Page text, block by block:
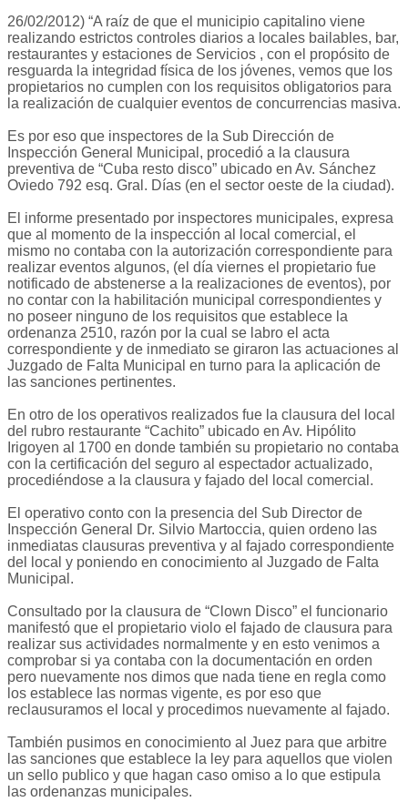
26/02/2012) “A raíz de que el municipio capitalino viene
realizando estrictos controles diarios a locales bailables, bar,
restaurantes y estaciones de Servicios , con el propósito de
resguarda la integridad física de los jóvenes, vemos que los
propietarios no cumplen con los requisitos obligatorios para
la realización de cualquier eventos de concurrencias masiva.
Es por eso que inspectores de la Sub Dirección de
Inspección General Municipal, procedió a la clausura
preventiva de “Cuba resto disco” ubicado en Av. Sánchez
Oviedo 792 esq. Gral. Días (en el sector oeste de la ciudad).
El informe presentado por inspectores municipales, expresa
que al momento de la inspección al local comercial, el
mismo no contaba con la autorización correspondiente para
realizar eventos algunos, (el día viernes el propietario fue
notificado de abstenerse a la realizaciones de eventos), por
no contar con la habilitación municipal correspondientes y
no poseer ninguno de los requisitos que establece la
ordenanza 2510, razón por la cual se labro el acta
correspondiente y de inmediato se giraron las actuaciones al
Juzgado de Falta Municipal en turno para la aplicación de
las sanciones pertinentes.
En otro de los operativos realizados fue la clausura del local
del rubro restaurante “Cachito” ubicado en Av. Hipólito
Irigoyen al 1700 en donde también su propietario no contaba
con la certificación del seguro al espectador actualizado,
procediéndose a la clausura y fajado del local comercial.
El operativo conto con la presencia del Sub Director de
Inspección General Dr. Silvio Martoccia, quien ordeno las
inmediatas clausuras preventiva y al fajado correspondiente
del local y poniendo en conocimiento al Juzgado de Falta
Municipal.
Consultado por la clausura de “Clown Disco” el funcionario
manifestó que el propietario violo el fajado de clausura para
realizar sus actividades normalmente y en esto venimos a
comprobar si ya contaba con la documentación en orden
pero nuevamente nos dimos que nada tiene en regla como
los establece las normas vigente, es por eso que
reclausuramos el local y procedimos nuevamente al fajado.
También pusimos en conocimiento al Juez para que arbitre
las sanciones que establece la ley para aquellos que violen
un sello publico y que hagan caso omiso a lo que estipula
las ordenanzas municipales.